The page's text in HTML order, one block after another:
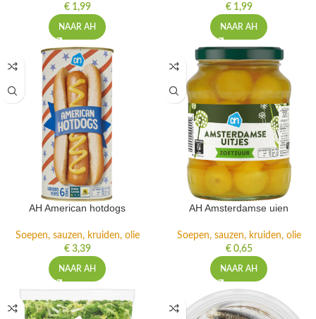
€1,99
NAAR AH
€1,99
NAAR AH
AH American hotdogs
Soepen, sauzen, kruiden, olie
€3,39
NAAR AH
AH Amsterdamse uien
Soepen, sauzen, kruiden, olie
€0,65
NAAR AH